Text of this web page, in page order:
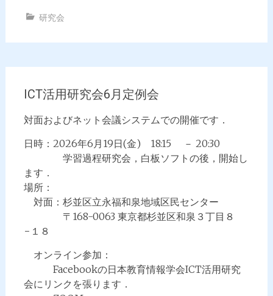
研究会
ICT活用研究会6月定例会
対面およびネット会議システムでの開催です．
日時：2026年6月19日(金) 18:15 － 20:30
学習過程研究会，白板ソフトの後，開始し
ます．
場所：
対面：杉並区立永福和泉地域区民センター
〒168-0063 東京都杉並区和泉３丁目８
−１８
オンライン参加：
Facebookの日本教育情報学会ICT活用研究
会にリンクを張ります．